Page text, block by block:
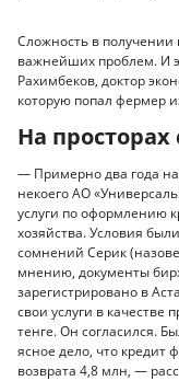
Сложность в
важнейших проблем. И
Рахимбеков, доктор
которую попал фермер
На просторах
— Примерно два года
некоего АО
услуги по оформлению
хозяйства. Условия
сомнений Серик
мнению, документы
зарегистрировано в
свои услуги в качестве
тенге. Он согласился.
ясное дело, что кредит
возврата 4,8 млн, —